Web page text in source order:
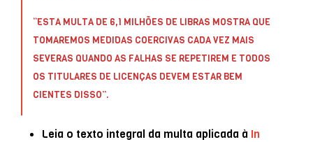
“ESTA MULTA DE 6,1 MILHÕES DE LIBRAS MOSTRA QUE
TOMAREMOS MEDIDAS COERCIVAS CADA VEZ MAIS
SEVERAS QUANDO AS FALHAS SE REPETIREM E TODOS
OS TITULARES DE LICENÇAS DEVEM ESTAR BEM
CIENTES DISSO”.
Leia o texto integral da multa aplicada à In